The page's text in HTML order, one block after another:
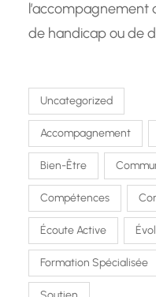
l’accompagnement
de handicap ou de
Uncategorized
Accompagnement
Bien-Être
Compétences
Écoute Active
Formation Spécialisée